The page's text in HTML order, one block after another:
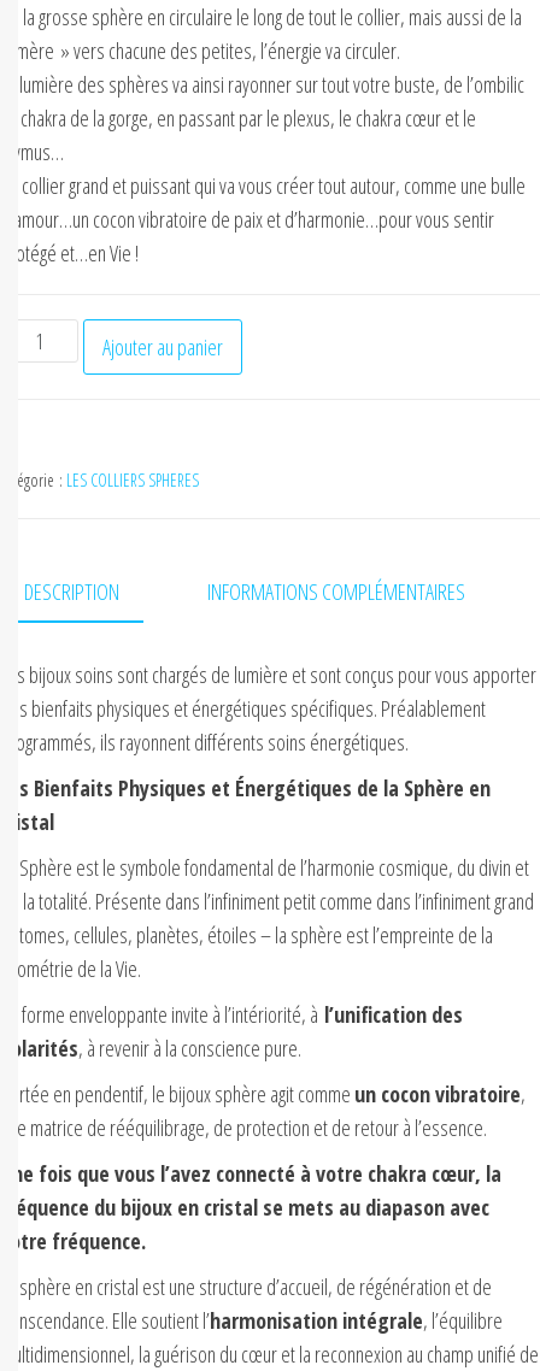
De la grosse sphère en circulaire le long de tout le collier, mais aussi de la
« mère » vers chacune des petites, l’énergie va circuler.
La lumière des sphères va ainsi rayonner sur tout votre buste, de l’ombilic
au chakra de la gorge, en passant par le plexus, le chakra cœur et le
thymus…
Un collier grand et puissant qui va vous créer tout autour, comme une bulle
d’amour…un cocon vibratoire de paix et d’harmonie…pour vous sentir
protégé et…en Vie !
Ajouter au panier
Catégorie : LES COLLIERS SPHERES
DESCRIPTION INFORMATIONS COMPLÉMENTAIRES
Les bijoux soins sont chargés de lumière et sont conçus pour vous apporter
des bienfaits physiques et énergétiques spécifiques. Préalablement
programmés, ils rayonnent différents soins énergétiques.
Les Bienfaits Physiques et Énergétiques de la Sphère en
cristal
La Sphère est le symbole fondamental de l’harmonie cosmique, du divin et
de la totalité. Présente dans l’infiniment petit comme dans l’infiniment grand
–atomes, cellules, planètes, étoiles – la sphère est l’empreinte de la
géométrie de la Vie.
Sa forme enveloppante invite à l’intériorité, à l’unification des
polarités, à revenir à la conscience pure.
Portée en pendentif, le bijoux sphère agit comme un cocon vibratoire,
une matrice de rééquilibrage, de protection et de retour à l’essence.
Une fois que vous l’avez connecté à votre chakra cœur, la
fréquence du bijoux en cristal se mets au diapason avec
votre fréquence.
La sphère en cristal est une structure d’accueil, de régénération et de
transcendance. Elle soutient l’harmonisation intégrale, l’équilibre
multidimensionnel, la guérison du cœur et la reconnexion au champ unifié de